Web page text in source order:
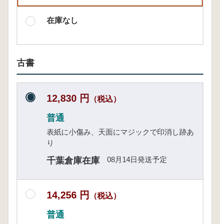
在庫なし
古書
12,830 円 （税込）
普通
表紙に小傷み、天面にマジックで印消し跡あ
り
千葉倉庫在庫 08月14日発送予定
14,256 円 （税込）
普通